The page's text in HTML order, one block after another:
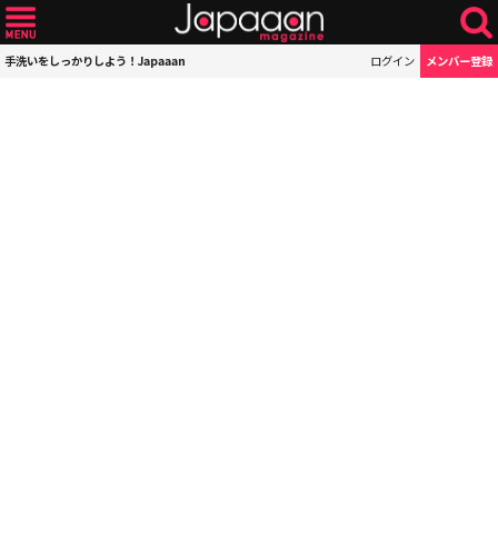
手洗いをしっかりしよう！Japaaan ログイン メンバー登録